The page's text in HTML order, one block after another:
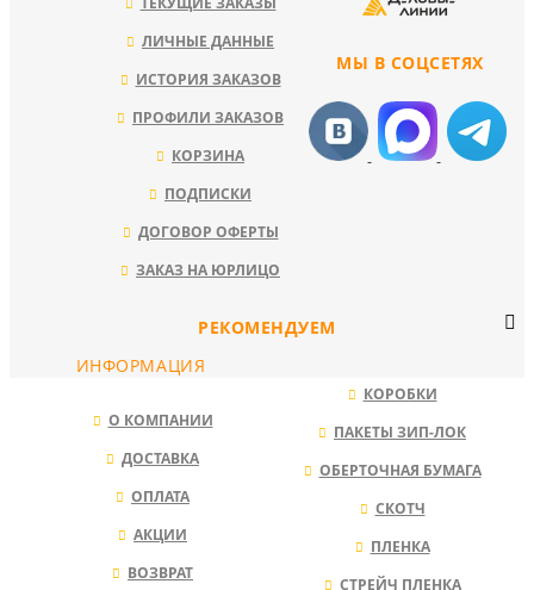
МЫ В СОЦСЕТЯХ
ЛИЧНЫЕ ДАННЫЕ
ИСТОРИЯ ЗАКАЗОВ
ПРОФИЛИ ЗАКАЗОВ
КОРЗИНА
ПОДПИСКИ
ДОГОВОР ОФЕРТЫ
ЗАКАЗ НА ЮРЛИЦО
РЕКОМЕНДУЕМ
КОРОБКИ
ПАКЕТЫ ЗИП-ЛОК
ОБЕРТОЧНАЯ БУМАГА
СКОТЧ
ПЛЕНКА
СТРЕЙЧ ПЛЕНКА
ИНФОРМАЦИЯ
О КОМПАНИИ
ДОСТАВКА
ОПЛАТА
АКЦИИ
ВОЗВРАТ